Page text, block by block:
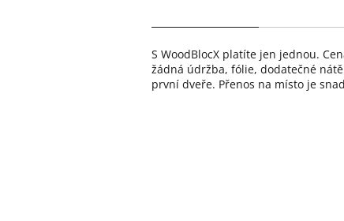
S WoodBlocX platíte jen jednou.
žádná údržba, fólie, dodatečné
první dveře. Přenos na místo je